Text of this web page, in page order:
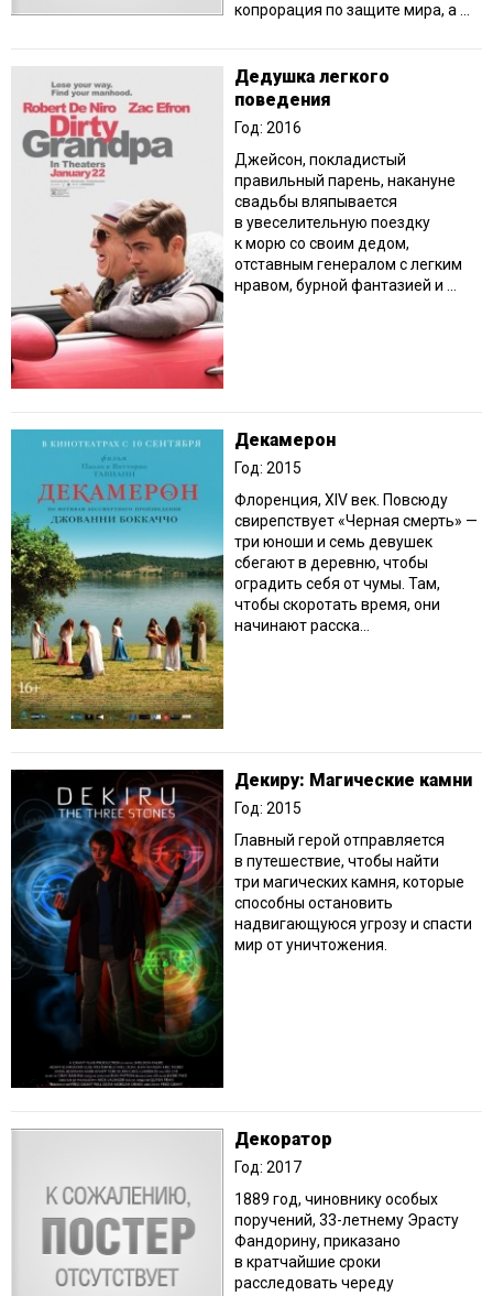
копрорация по защите мира, а ...
Дедушка легкого
поведения
Год: 2016
Джейсон, покладистый
правильный парень, накануне
свадьбы вляпывается
в увеселительную поездку
к морю со своим дедом,
отставным генералом с легким
нравом, бурной фантазией и ...
Декамерон
Год: 2015
Флоренция, XIV век. Повсюду
свирепствует «Черная смерть» —
три юноши и семь девушек
сбегают в деревню, чтобы
оградить себя от чумы. Там,
чтобы скоротать время, они
начинают расска...
Декиру: Магические камни
Год: 2015
Главный герой отправляется
в путешествие, чтобы найти
три магических камня, которые
способны остановить
надвигающуюся угрозу и спасти
мир от уничтожения.
Декоратор
Год: 2017
1889 год, чиновнику особых
поручений, 33-летнему Эрасту
Фандорину, приказано
в кратчайшие сроки
расследовать череду